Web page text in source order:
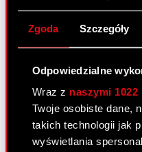
Zgoda Szczegóły
Odpowiedzialne
Wraz z naszymi
Twoje osobiste dane,
takich technologii jak
wyświetlania
wybór
finansowych
Raport
14 maja 2008